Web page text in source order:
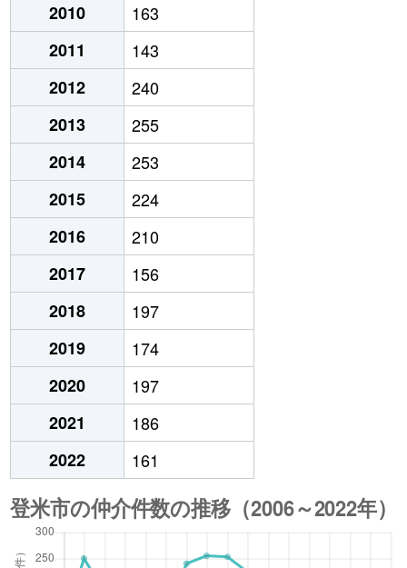
2010
163
2011
143
2012
240
2013
255
2014
253
2015
224
2016
210
2017
156
2018
197
2019
174
2020
197
2021
186
2022
161